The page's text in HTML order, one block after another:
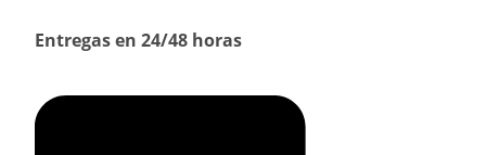
Entregas en 24/48 horas